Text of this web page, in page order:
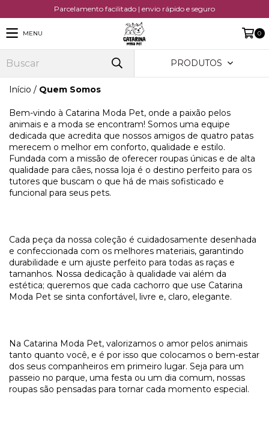
Parcelamento facilitado | envio rápido e seguro
MENU 0
PRODUTOS
Início / Quem Somos
Bem-vindo à Catarina Moda Pet, onde a paixão pelos
animais e a moda se encontram! Somos uma equipe
dedicada que acredita que nossos amigos de quatro patas
merecem o melhor em conforto, qualidade e estilo.
Fundada com a missão de oferecer roupas únicas e de alta
qualidade para cães, nossa loja é o destino perfeito para os
tutores que buscam o que há de mais sofisticado e
funcional para seus pets.
Cada peça da nossa coleção é cuidadosamente desenhada
e confeccionada com os melhores materiais, garantindo
durabilidade e um ajuste perfeito para todas as raças e
tamanhos. Nossa dedicação à qualidade vai além da
estética; queremos que cada cachorro que use Catarina
Moda Pet se sinta confortável, livre e, claro, elegante.
Na Catarina Moda Pet, valorizamos o amor pelos animais
tanto quanto você, e é por isso que colocamos o bem-estar
dos seus companheiros em primeiro lugar. Seja para um
passeio no parque, uma festa ou um dia comum, nossas
roupas são pensadas para tornar cada momento especial.